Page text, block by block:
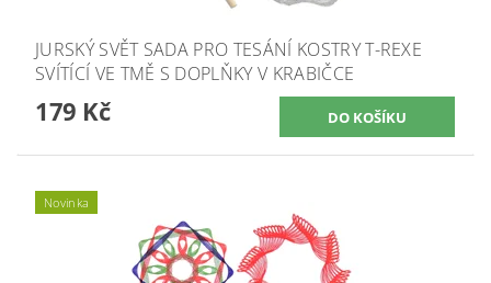
JURSKÝ SVĚT SADA PRO TESÁNÍ KOSTRY T-REXE
SVÍTÍCÍ VE TMĚ S DOPLŇKY V KRABIČCE
179 Kč
Novinka